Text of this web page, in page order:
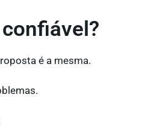
é a mesma.